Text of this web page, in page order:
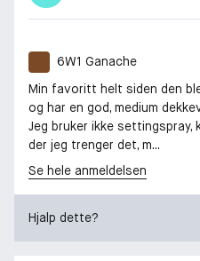
6W1 Ganache
Min favoritt helt siden den
og har en god, medium
Jeg bruker ikke settingspray,
der jeg trenger det, m...
Se hele anmeldelsen
Hjalp dette?